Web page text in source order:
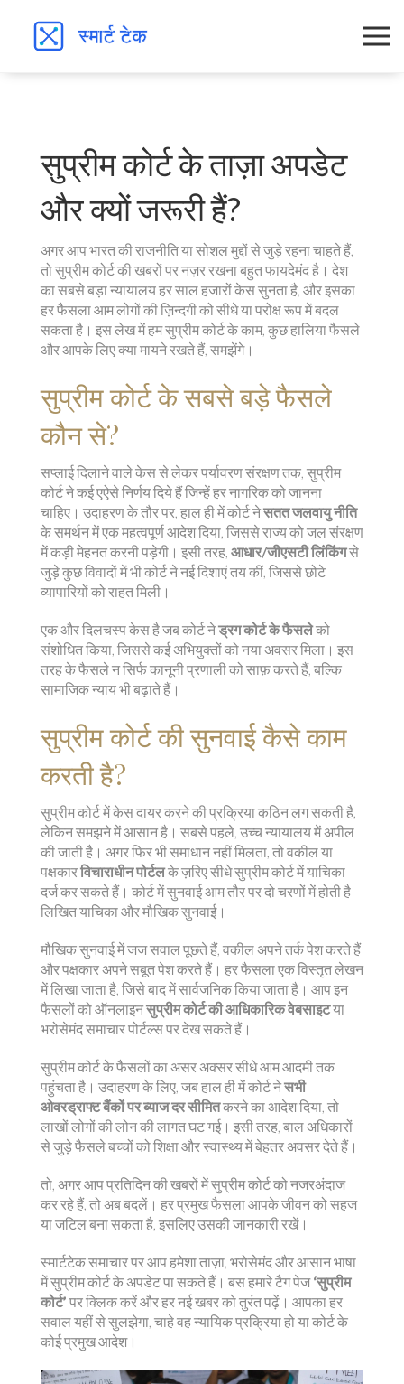
सुप्रीम कोर्ट के ताज़ा अपडेट
और क्यों जरूरी हैं?
अगर आप भारत की राजनीति या सोशल मुद्दों से जुड़े रहना चाहते हैं,
तो सुप्रीम कोर्ट की खबरों पर नज़र रखना बहुत फायदेमंद है। देश
का सबसे बड़ा न्यायालय हर साल हजारों केस सुनता है, और इसका
हर फैसला आम लोगों की ज़िन्दगी को सीधे या परोक्ष रूप में बदल
सकता है। इस लेख में हम सुप्रीम कोर्ट के काम, कुछ हालिया फैसले
और आपके लिए क्या मायने रखते हैं, समझेंगे।
सुप्रीम कोर्ट के सबसे बड़े फैसले
कौन से?
सप्लाई दिलाने वाले केस से लेकर पर्यावरण संरक्षण तक, सुप्रीम
कोर्ट ने कई एऐसे निर्णय दिये हैं जिन्हें हर नागरिक को जानना
चाहिए। उदाहरण के तौर पर, हाल ही में कोर्ट नेसतत जलवायु नीति
के समर्थन में एक महत्वपूर्ण आदेश दिया, जिससे राज्य को जल संरक्षण
में कड़ी मेहनत करनी पड़ेगी। इसी तरह, आधार/जीएसटी लिंकिंगसे
जुड़े कुछ विवादों में भी कोर्ट ने नई दिशाएं तय कीं, जिससे छोटे
व्यापारियों को राहत मिली।
एक और दिलचस्प केस है जब कोर्ट नेड्रग कोर्ट के फैसलेको
संशोधित किया, जिससे कई अभियुक्तों को नया अवसर मिला। इस
तरह के फैसले न सिर्फ कानूनी प्रणाली को साफ़ करते हैं, बल्कि
सामाजिक न्याय भी बढ़ाते हैं।
सुप्रीम कोर्ट की सुनवाई कैसे काम
करती है?
सुप्रीम कोर्ट में केस दायर करने की प्रक्रिया कठिन लग सकती है,
लेकिन समझने में आसान है। सबसे पहले, उच्च न्यायालय में अपील
की जाती है। अगर फिर भी समाधान नहीं मिलता, तो वकील या
पक्षकारविचाराधीन पोर्टलके ज़रिए सीधे सुप्रीम कोर्ट में याचिका
दर्ज कर सकते हैं। कोर्ट में सुनवाई आम तौर पर दो चरणों में होती है –
लिखित याचिका और मौखिक सुनवाई।
मौखिक सुनवाई में जज सवाल पूछते हैं, वकील अपने तर्क पेश करते हैं
और पक्षकार अपने सबूत पेश करते हैं। हर फैसला एक विस्तृत लेखन
में लिखा जाता है, जिसे बाद में सार्वजनिक किया जाता है। आप इन
फैसलों को ऑनलाइनसुप्रीम कोर्ट की आधिकारिक वेबसाइटया
भरोसेमंद समाचार पोर्टल्स पर देख सकते हैं।
सुप्रीम कोर्ट के फैसलों का असर अक्सर सीधे आम आदमी तक
पहुंचता है। उदाहरण के लिए, जब हाल ही में कोर्ट नेसभी
ओवरड्राफ्ट बैंकों पर ब्याज दर सीमितकरने का आदेश दिया, तो
लाखों लोगों की लोन की लागत घट गई। इसी तरह, बाल अधिकारों
से जुड़े फैसले बच्चों को शिक्षा और स्वास्थ्य में बेहतर अवसर देते हैं।
तो, अगर आप प्रतिदिन की खबरों में सुप्रीम कोर्ट को नजरअंदाज
कर रहे हैं, तो अब बदलें। हर प्रमुख फैसला आपके जीवन को सहज
या जटिल बना सकता है, इसलिए उसकी जानकारी रखें।
स्मार्टटेक समाचार पर आप हमेशा ताज़ा, भरोसेमंद और आसान भाषा
में सुप्रीम कोर्ट के अपडेट पा सकते हैं। बस हमारे टैग पेज‘सुप्रीम
कोर्ट’ पर क्लिक करें और हर नई खबर को तुरंत पढ़ें। आपका हर
सवाल यहीं से सुलझेगा, चाहे वह न्यायिक प्रक्रिया हो या कोर्ट के
कोई प्रमुख आदेश।